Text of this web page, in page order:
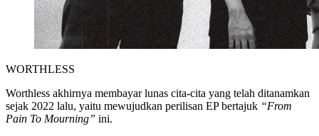
WORTHLESS
Worthless akhirnya membayar lunas cita-cita yang telah ditanamkan
sejak 2022 lalu, yaitu mewujudkan perilisan EP bertajuk “From
Pain To Mourning” ini.